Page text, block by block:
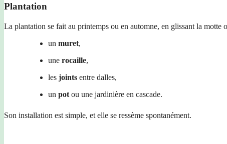
Plantation
La plantation se fait au printemps ou en automne, en glissant la motte
un muret,
une rocaille,
les joints entre dalles,
un pot ou une jardinière en cascade.
Son installation est simple, et elle se ressème spontanément.